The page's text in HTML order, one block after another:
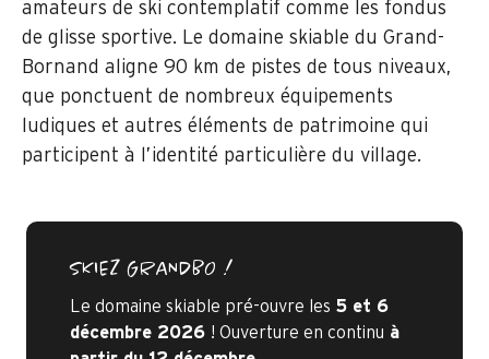
amateurs de ski contemplatif comme les fondus
de glisse sportive. Le domaine skiable du Grand-
Bornand aligne 90 km de pistes de tous niveaux,
que ponctuent de nombreux équipements
ludiques et autres éléments de patrimoine qui
participent à l’identité particulière du village.
SKIEZ GRANDBO !
Le domaine skiable pré-ouvre les 5 et 6
décembre 2026 ! Ouverture en continu à